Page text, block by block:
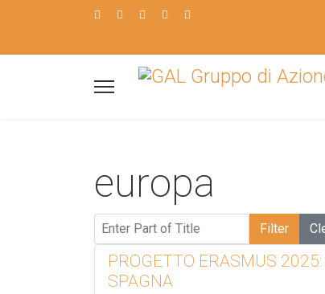
europa
Enter Part of Title Filter
PROGETTO ERASMUS
SPAGNA